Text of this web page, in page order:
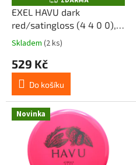
D
A
R
A
EXEL HAVU dark
red/satingloss (4 4 0 0),
diskgolf disk
Skladem (2 ks)
529 Kč
Do košíku
Novinka